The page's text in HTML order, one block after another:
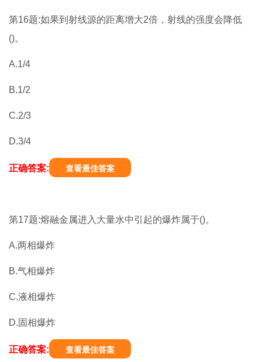
第16题:如果到射线源的距离增大2倍，射线的强度会降低
()。
A.1/4
B.1/2
C.2/3
D.3/4
正确答案: 查看最佳答案
第17题:熔融金属进入大量水中引起的爆炸属于()。
A.两相爆炸
B.气相爆炸
C.液相爆炸
D.固相爆炸
正确答案: 查看最佳答案